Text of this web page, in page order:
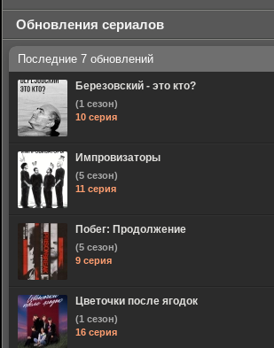
Обновления сериалов
Березовский - это кто?
(1 сезон)
10 серия
Импровизаторы
(5 сезон)
11 серия
Побег: Продолжение
(5 сезон)
9 серия
Цветочки после ягодок
(1 сезон)
16 серия